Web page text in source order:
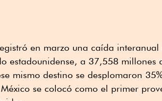
en marzo una caída interanual
estadounidense, a 37,558 millones
mismo destino se desplomaron
se colocó como el primer